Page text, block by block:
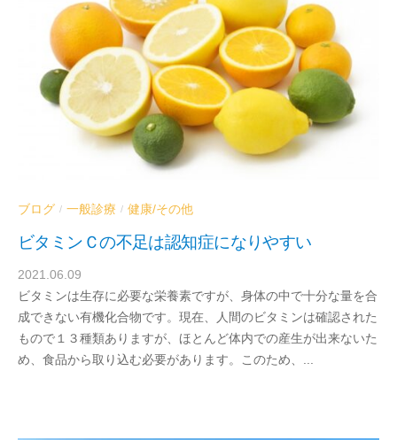
ブログ / 一般診療 / 健康/その他
ビタミンＣの不足は認知症になりやすい
2021.06.09
y
d
r
a
ビタミンは生存に必要な栄養素ですが、身体の中で十分な量を合
成できない有機化合物です。現在、人間のビタミンは確認された
もので１３種類ありますが、ほとんど体内での産生が出来ないた
め、食品から取り込む必要があります。このため、...